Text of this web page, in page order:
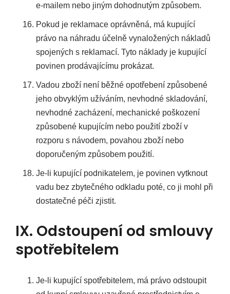
e-mailem nebo jiným dohodnutým způsobem.
Pokud je reklamace oprávněná, má kupující
právo na náhradu účelně vynaložených nákladů
spojených s reklamací. Tyto náklady je kupující
povinen prodávajícímu prokázat.
Vadou zboží není běžné opotřebení způsobené
jeho obvyklým užíváním, nevhodné skladování,
nevhodné zacházení, mechanické poškození
způsobené kupujícím nebo použití zboží v
rozporu s návodem, povahou zboží nebo
doporučeným způsobem použití.
Je-li kupující podnikatelem, je povinen vytknout
vadu bez zbytečného odkladu poté, co ji mohl při
dostatečné péči zjistit.
IX. Odstoupení od smlouvy
spotřebitelem
Je-li kupující spotřebitelem, má právo odstoupit